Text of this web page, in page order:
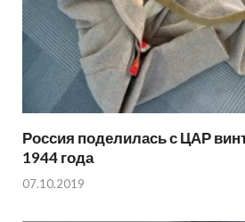
Россия поделилась с ЦАР
1944 года
07.10.2019